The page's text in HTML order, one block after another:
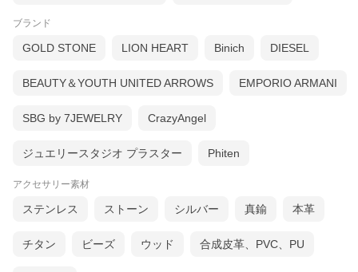
ブランド
GOLD STONE LION HEART Binich DIESEL
BEAUTY＆YOUTH UNITED ARROWS EMPORIO ARMANI
SBG by 7JEWELRY CrazyAngel
ジュエリースタジオ プラスター Phiten
アクセサリー素材
ステンレス ストーン シルバー 真鍮 本革
チタン ビーズ ウッド 合成皮革、PVC、PU